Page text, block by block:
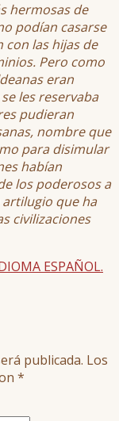
hermosas de
podían casarse
con las hijas de
Pero como
eran
les reservaba
pudieran
nombre que
para disimular
habían
los poderosos a
que ha
civilizaciones
ESPAÑOL.
publicada. Los
*